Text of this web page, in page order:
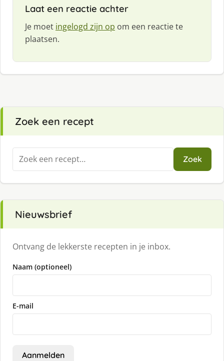
Laat een reactie achter
Je moet ingelogd zijn op om een reactie te
plaatsen.
Zoek een recept
Zoeken
naar:
Zoek
Nieuwsbrief
Ontvang de lekkerste recepten in je inbox.
Naam (optioneel)
E-mail
Aanmelden